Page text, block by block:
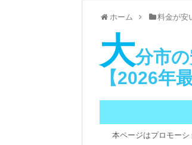
ホーム 料金が安
大分市
【2026年
本ページはプロモー